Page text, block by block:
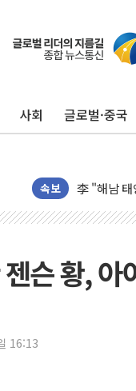
사회 글로벌·중국
속보
트럼프 "금
특정 정치
李 대통령,
트럼프, 中
이란와이
남동발전,
[인도증시
폭염 누
사우디·
슨 황, 아
16:13